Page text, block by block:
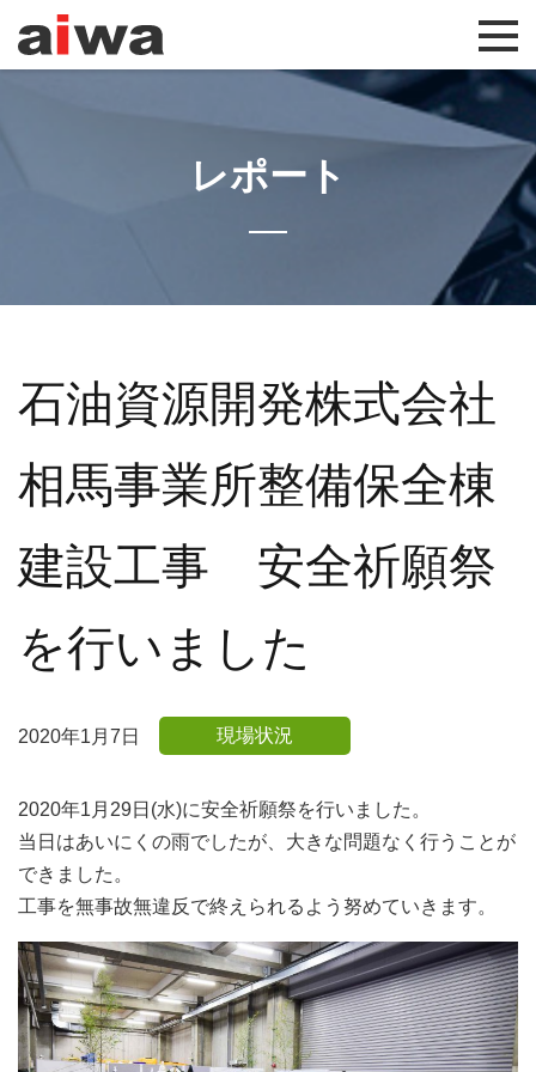
レポート
石油資源開発株式会社
相馬事業所整備保全棟
建設工事 安全祈願祭
を行いました
2020年1月7日 現場状況
2020年1月29日(水)に安全祈願祭を行いました。
当日はあいにくの雨でしたが、大きな問題なく行うことが
できました。
工事を無事故無違反で終えられるよう努めていきます。